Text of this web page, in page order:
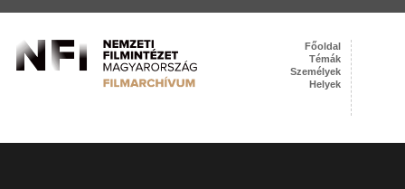
Főoldal
Témák
Személyek
Helyek